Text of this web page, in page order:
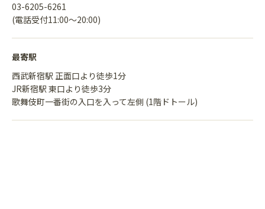
03-6205-6261
(電話受付11:00〜20:00)
最寄駅
西武新宿駅 正面口より徒歩1分
JR新宿駅 東口より徒歩3分
歌舞伎町一番街の入口を入って左側 (1階ドトール)